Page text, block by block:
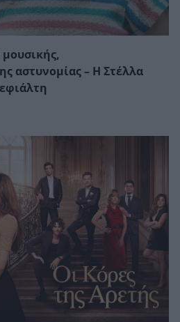
αστυνομίας – Η Στέλλα